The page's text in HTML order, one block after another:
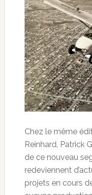
Chez le même
Reinhard, Patrick
de ce nouveau
redeviennent
projets en cours